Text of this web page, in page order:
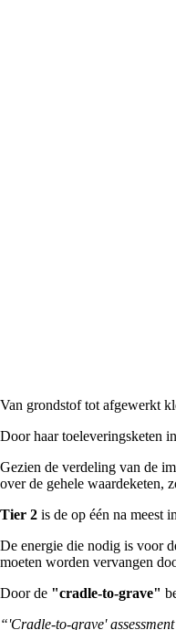
Van grondstof tot afgewerkt
Door haar toeleveringsketen
Gezien de verdeling van de
over de gehele waardeketen,
Tier 2 is de op één na meest
De energie die nodig is voor
moeten worden vervangen
Door de "cradle-to-grave"
“'Cradle-to-grave'